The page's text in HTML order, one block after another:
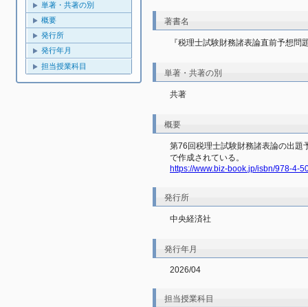
単著・共著の別
概要
発行所
発行年月
担当授業科目
著書名
『税理士試験財務諸表論直前予想問
単著・共著の別
共著
概要
第76回税理士試験財務諸表論の出題
で作成されている。
https://www.biz-book.jp/isbn/978-4-
発行所
中央経済社
発行年月
2026/04
担当授業科目